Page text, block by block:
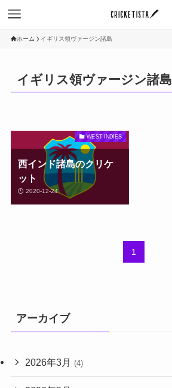
ホーム イギリス領ヴァージン諸島
イギリス領ヴァージン諸島
WEST INDIES
西インド諸島のクリケ
ット
2020-12-24
1
アーカイブ
2026年3月 (4)